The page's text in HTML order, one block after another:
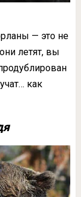
— это не
летят, вы
как